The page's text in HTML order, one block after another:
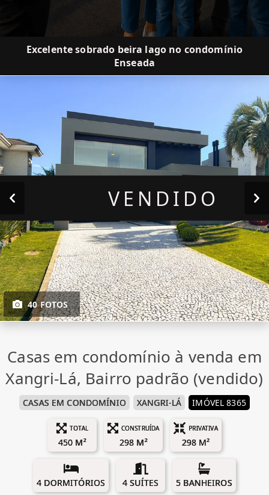
Excelente sobrado beira lago no condomínio
Enseada
40 FOTOS
VENDIDO
Casas em condomínio à venda em
Xangri-Lá, Bairro padrão (vendido)
CASAS EM CONDOMÍNIO XANGRI-LÁ IMÓVEL 8365
TOTAL
450 M²
CONSTRUÍDA
298 M²
PRIVATIVA
298 M²
4 DORMITÓRIOS 4 SUÍTES 5 BANHEIROS